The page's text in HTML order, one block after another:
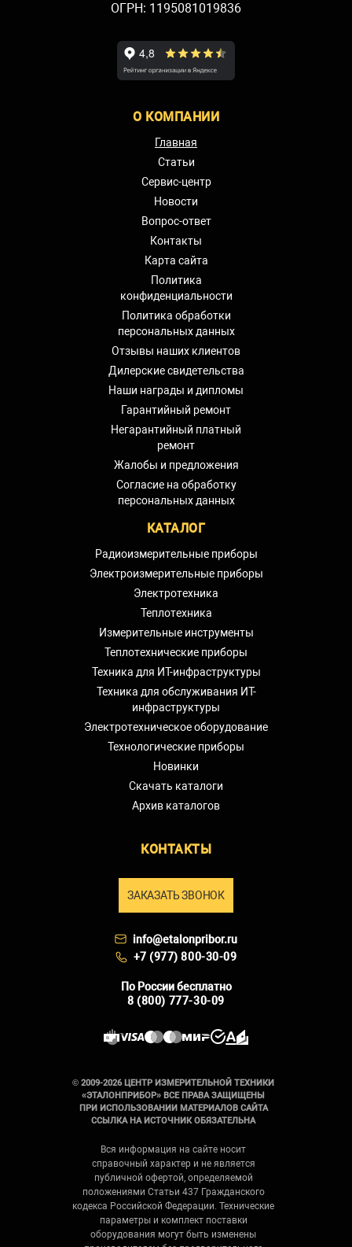
ОГРН: 1195081019836
О КОМПАНИИ
Главная
Статьи
Сервис-центр
Новости
Вопрос-ответ
Контакты
Карта сайта
Политика
конфиденциальности
Политика обработки
персональных данных
Отзывы наших клиентов
Дилерские свидетельства
Наши награды и дипломы
Гарантийный ремонт
Негарантийный платный
ремонт
Жалобы и предложения
Согласие на обработку
персональных данных
КАТАЛОГ
Радиоизмерительные приборы
Электроизмерительные приборы
Электротехника
Теплотехника
Измерительные инструменты
Теплотехнические приборы
Техника для ИТ-инфраструктуры
Техника для обслуживания ИТ-
инфраструктуры
Электротехническое оборудование
Технологические приборы
Новинки
Скачать каталоги
Архив каталогов
КОНТАКТЫ
ЗАКАЗАТЬ ЗВОНОК
info@etalonpribor.ru
+7 (977) 800-30-09
По России бесплатно
8 (800) 777-30-09
© 2009-2026 ЦЕНТР ИЗМЕРИТЕЛЬНОЙ ТЕХНИКИ
«ЭТАЛОНПРИБОР» ВСЕ ПРАВА ЗАЩИЩЕНЫ
ПРИ ИСПОЛЬЗОВАНИИ МАТЕРИАЛОВ САЙТА
ССЫЛКА НА ИСТОЧНИК ОБЯЗАТЕЛЬНА
Вся информация на сайте носит
справочный характер и не является
публичной офертой, определяемой
положениями Статьи 437 Гражданского
кодекса Российской Федерации. Технические
параметры и комплект поставки
оборудования могут быть изменены